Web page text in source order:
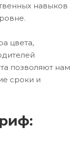
навыков
цвета,
позволяют нам
сроки и